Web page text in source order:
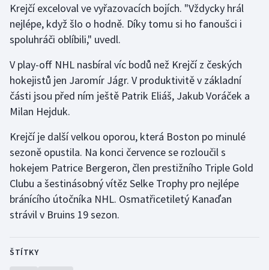
Krejčí exceloval ve vyřazovacích bojích. "Vždycky hrál
nejlépe, když šlo o hodně. Díky tomu si ho fanoušci i
spoluhráči oblíbili," uvedl.
V play-off NHL nasbíral víc bodů než Krejčí z českých
hokejistů jen Jaromír Jágr. V produktivitě v základní
části jsou před ním ještě Patrik Eliáš, Jakub Voráček a
Milan Hejduk.
Krejčí je další velkou oporou, která Boston po minulé
sezoně opustila. Na konci července se rozloučil s
hokejem Patrice Bergeron, člen prestižního Triple Gold
Clubu a šestinásobný vítěz Selke Trophy pro nejlépe
bránícího útočníka NHL. Osmatřicetiletý Kanaďan
strávil v Bruins 19 sezon.
ŠTÍTKY